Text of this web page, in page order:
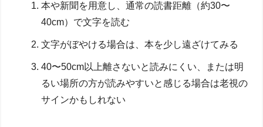
本や新聞を用意し、通常の読書距離（約30〜
40cm）で文字を読む
文字がぼやける場合は、本を少し遠ざけてみる
40〜50cm以上離さないと読みにくい、または明
るい場所の方が読みやすいと感じる場合は老視の
サインかもしれない